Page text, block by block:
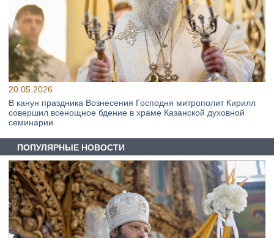
20.05.2026
В канун праздника Вознесения Господня митрополит Кирилл
совершил всенощное бдение в храме Казанской духовной
семинарии
ПОПУЛЯРНЫЕ НОВОСТИ